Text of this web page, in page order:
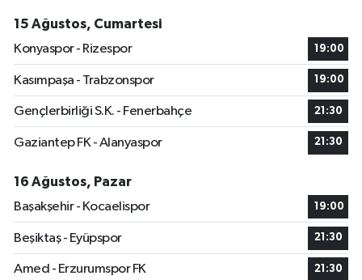
15 Ağustos, Cumartesi
Konyaspor - Rizespor
19:00
Kasımpaşa - Trabzonspor 19:00
Gençlerbirliği S.K. - Fenerbahçe 21:30
Gaziantep FK - Alanyaspor 21:30
16 Ağustos, Pazar
Başakşehir - Kocaelispor
19:00
Beşiktaş - Eyüpspor 21:30
Amed - Erzurumspor FK 21:30